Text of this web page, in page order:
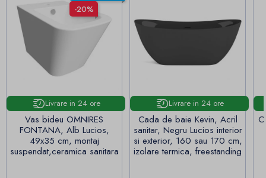
-20%
Livrare in 24 ore
Vas bideu OMNIRES
FONTANA, Alb Lucios,
49x35 cm, montaj
suspendat,ceramica sanitara
Livrare in 24 ore
Cada de baie Kevin, Acril
sanitar, Negru Lucios interior
si exterior, 160 sau 170 cm,
izolare termica, freestanding